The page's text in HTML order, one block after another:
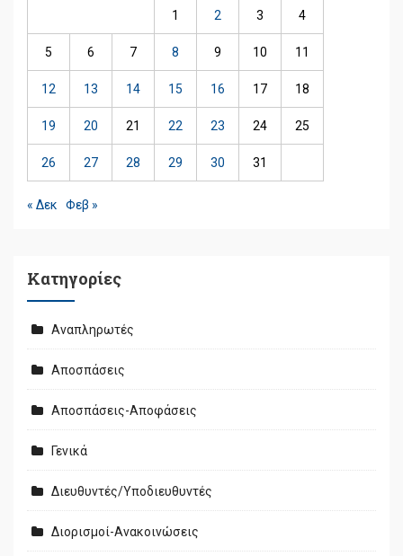
1 2 3 4
5 6 7 8 9 10 11
12 13 14 15 16 17 18
19 20 21 22 23 24 25
26 27 28 29 30 31
« Δεκ Φεβ »
Kατηγορίες
Αναπληρωτές
Αποσπάσεις
Αποσπάσεις-Αποφάσεις
Γενικά
Διευθυντές/Υποδιευθυντές
Διορισμοί-Ανακοινώσεις